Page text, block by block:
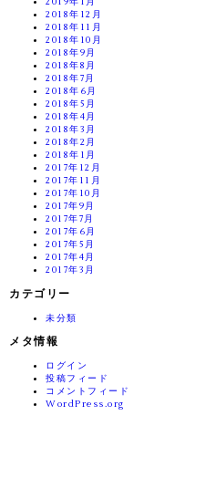
2018年12月
2018年11月
2018年10月
2018年9月
2018年8月
2018年7月
2018年6月
2018年5月
2018年4月
2018年3月
2018年2月
2018年1月
2017年12月
2017年11月
2017年10月
2017年9月
2017年7月
2017年6月
2017年5月
2017年4月
2017年3月
カテゴリー
未分類
メタ情報
ログイン
投稿フィード
コメントフィード
WordPress.org